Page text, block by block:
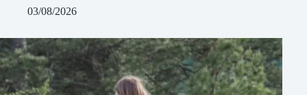
03/08/2026